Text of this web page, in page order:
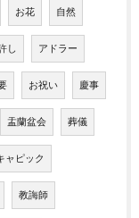
お花 自然
し アドラー
お祝い 慶事
盂蘭盆会 葬儀
ャピック
教誨師